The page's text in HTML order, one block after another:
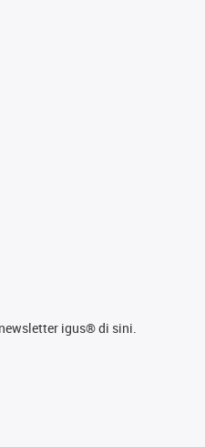
igus® di sini.